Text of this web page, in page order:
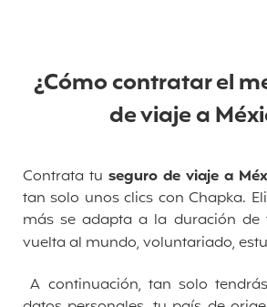
¿Cómo contratar el
de viaje a
Contrata tu seguro de viaje a
tan solo unos clics con Chapka.
más se adapta a la duración de
vuelta al mundo, voluntariado,
A continuación, tan solo